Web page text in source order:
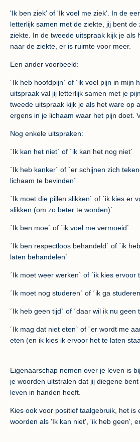
'Ik ben ziek' of 'Ik voel me ziek'. In de
letterlijk samen met de ziekte, jij bent
ziekte. In de tweede uitspraak kijk je als
naar de ziekte, er is ruimte voor meer.
Een ander voorbeeld:
´Ik heb hoofdpijn` of ´ik voel pijn in mijn
uitspraak val jij letterlijk samen met je
tweede uitspraak kijk je als het ware op
ergens in je lichaam waar het pijn doet.
Nog enkele uitspraken:
´Ik kan het niet` of ´ik kan het nog niet`
´Ik heb kanker` of ´er schijnen zich
lichaam te bevinden`
´Ik moet die pillen slikken` of ´ik kies er
slikken (om zo beter te worden)`
´Ik ben moe` of ´ik voel me vermoeid`
´Ik ben respectloos behandeld` of ´ik
laten behandelen`
´Ik moet weer werken` of ´ik kies ervoor
´Ik moet nog studeren` of ´ik ga
´Ik heb geen tijd` of ´daar wil ik nu geen
´Ik mag dat niet eten` of ´er wordt me
eten (en ik kies ik ervoor het te laten
Eigenaarschap nemen over je leven is
je woorden uitstralen dat jij diegene
leven in handen heeft.
Kies ook voor positief taalgebruik, het is
woorden als 'Ik kan niet', 'ik heb geen',